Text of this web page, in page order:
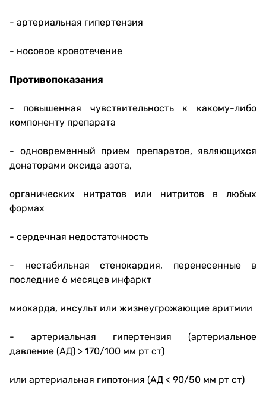
- артериальная гипертензия
- носовое кровотечение
Противопоказания
- повышенная чувствительность к какому-либо
компоненту препарата
- одновременный прием препаратов, являющихся
донаторами оксида азота,
органических нитратов или нитритов в любых
формах
- сердечная недостаточность
- нестабильная стенокардия, перенесенные в
последние 6 месяцев инфаркт
миокарда, инсульт или жизнеугрожающие аритмии
- артериальная гипертензия (артериальное
давление (АД) > 170/100 мм рт ст)
или артериальная гипотония (АД < 90/50 мм рт ст)